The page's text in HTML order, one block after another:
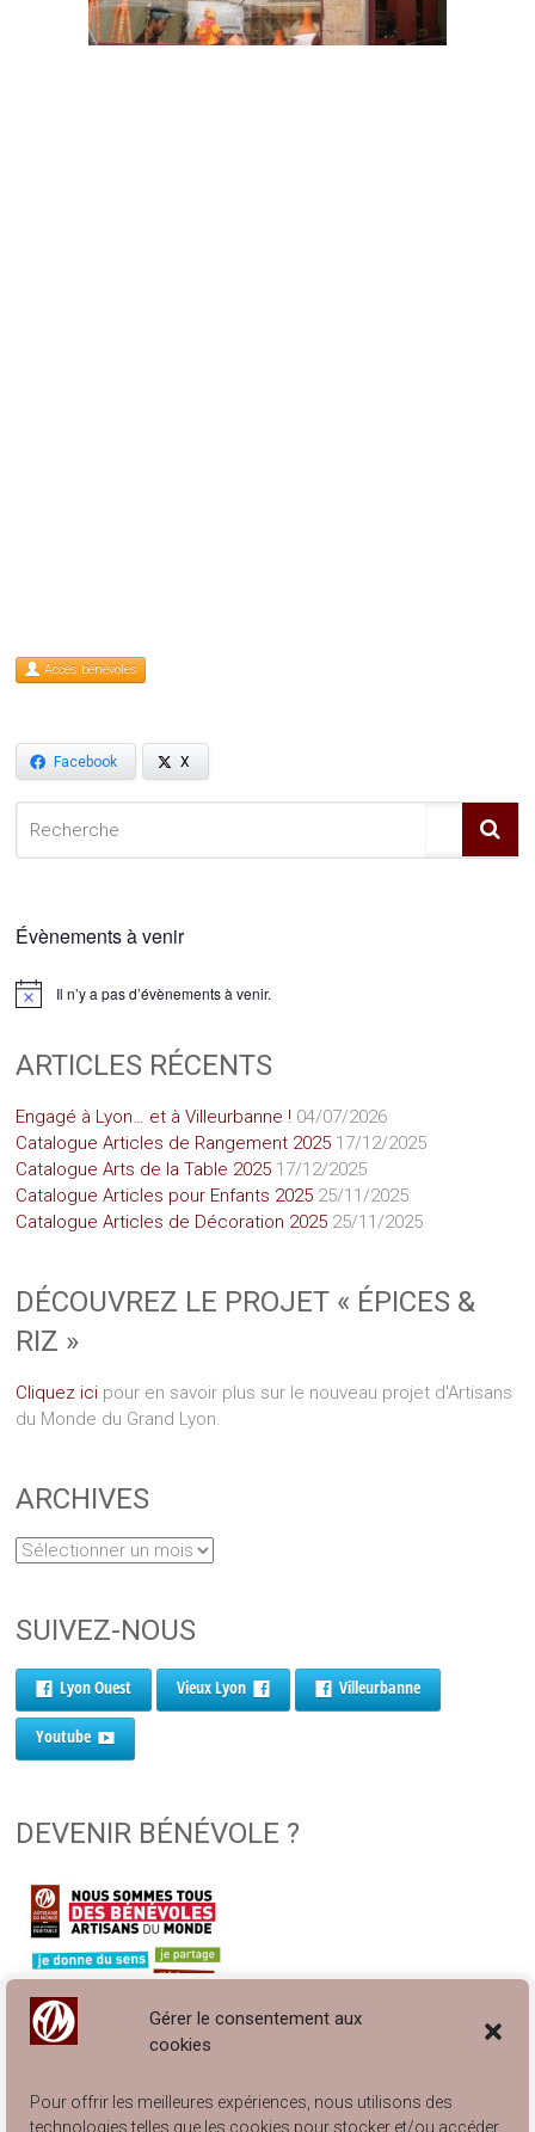
Gérer le consentement aux
cookies
Pour offrir les meilleures expériences, nous utilisons des
technologies telles que les cookies pour stocker et/ou accéder
Accès bénévoles
Facebook X
Évènements à venir
Notice Il n’y a pas d’évènements à venir.
ARTICLES RÉCENTS
Engagé à Lyon… et à Villeurbanne ! 04/07/2026
Catalogue Articles de Rangement 2025 17/12/2025
Catalogue Arts de la Table 2025 17/12/2025
Catalogue Articles pour Enfants 2025 25/11/2025
Catalogue Articles de Décoration 2025 25/11/2025
DÉCOUVREZ LE PROJET « ÉPICES &
RIZ »
Cliquez ici pour en savoir plus sur le nouveau projet d'Artisans
du Monde du Grand Lyon.
ARCHIVES
SUIVEZ-NOUS
Lyon Ouest Vieux Lyon Villeurbanne
Youtube
DEVENIR BÉNÉVOLE ?